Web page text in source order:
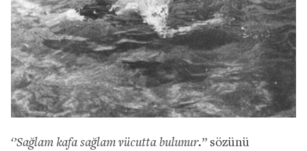
‘’Sağlam kafa sağlam vücutta bulunur.’’ sözünü